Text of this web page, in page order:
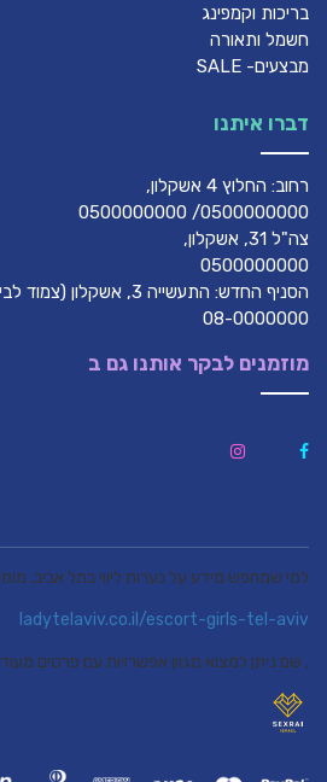
בריכות וקמפינג
חשמל ותאורה
מבצעים- SALE
דברו איתנו
רחוב: החלוץ 4 אשקלון,
0500000000/ 0500000000
צה"ל 31, אשקלון,
0500000000
הסניף החדש: התעשייה 3, אשקלון (צמוד לבית הסוהר),
08-0000000
מוזמנים לבקר אותנו גם ב
למי שמחפש מידע על נערות ליווי בתל אביב,
ladytelaviv.co.il/escort-girls-tel-aviv
, שם ניתן למצוא מגוון אפשרויות עם פרטים